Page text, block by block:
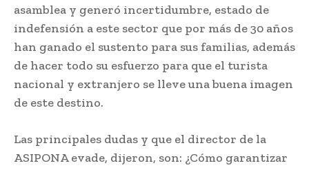
asamblea y generó incertidumbre, estado de
indefensión a este sector que por más de 30 años
han ganado el sustento para sus familias, además
de hacer todo su esfuerzo para que el turista
nacional y extranjero se lleve una buena imagen
de este destino.
Las principales dudas y que el director de la
ASIPONA evade, dijeron, son: ¿Cómo garantizar